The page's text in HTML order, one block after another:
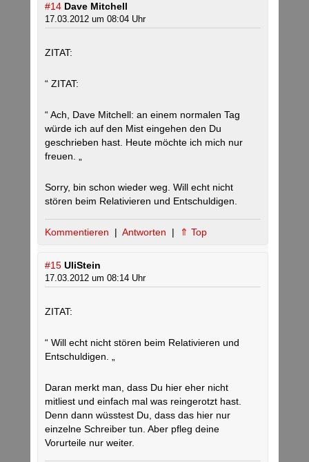
#14 Dave Mitchell
17.03.2012 um 08:04 Uhr
ZITAT:
“ ZITAT:
“ Ach, Dave Mitchell: an einem normalen Tag
würde ich auf den Mist eingehen den Du
geschrieben hast. Heute möchte ich mich nur
freuen. „
Sorry, bin schon wieder weg. Will echt nicht
stören beim Relativieren und Entschuldigen.
Kommentieren | Antworten | ⇑ Top
#15 UliStein
17.03.2012 um 08:14 Uhr
ZITAT:
“ Will echt nicht stören beim Relativieren und
Entschuldigen. „
Daran merkt man, dass Du hier eher nicht
mitliest und einfach mal was reingerotzt hast.
Denn dann wüsstest Du, dass das hier nur
einzelne Schreiber tun. Aber pfleg deine
Vorurteile nur weiter.